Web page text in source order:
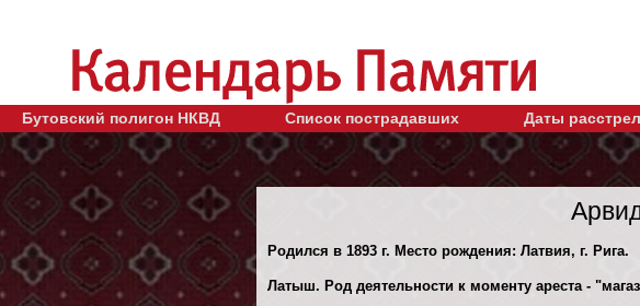
Бутовский полигон НКВД Список пострадавших Даты
Родился в 1893 г. Место рождения: Латвия, г. Рига.
Латыш. Род деятельности к моменту ареста -